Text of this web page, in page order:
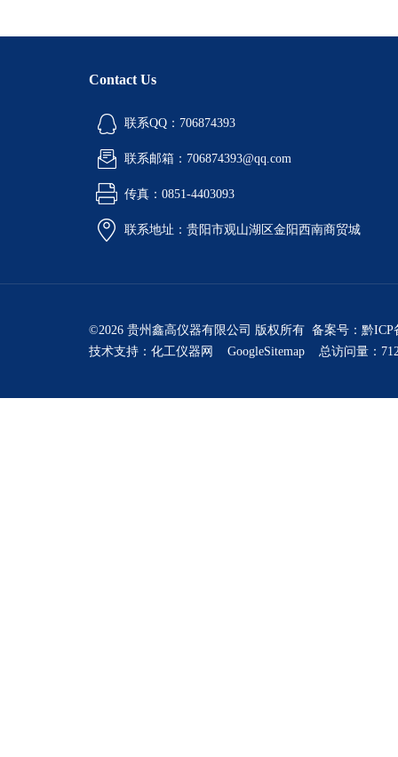
Contact Us
联系QQ：706874393
联系邮箱：706874393@qq.com
传真：0851-4403093
联系地址：贵阳市观山湖区金阳西南商贸城
©2026 贵州鑫高仪器有限公司 版权所有 备案号： 黔ICP
技术支持： 化工仪器网 GoogleSitemap 总访问量：